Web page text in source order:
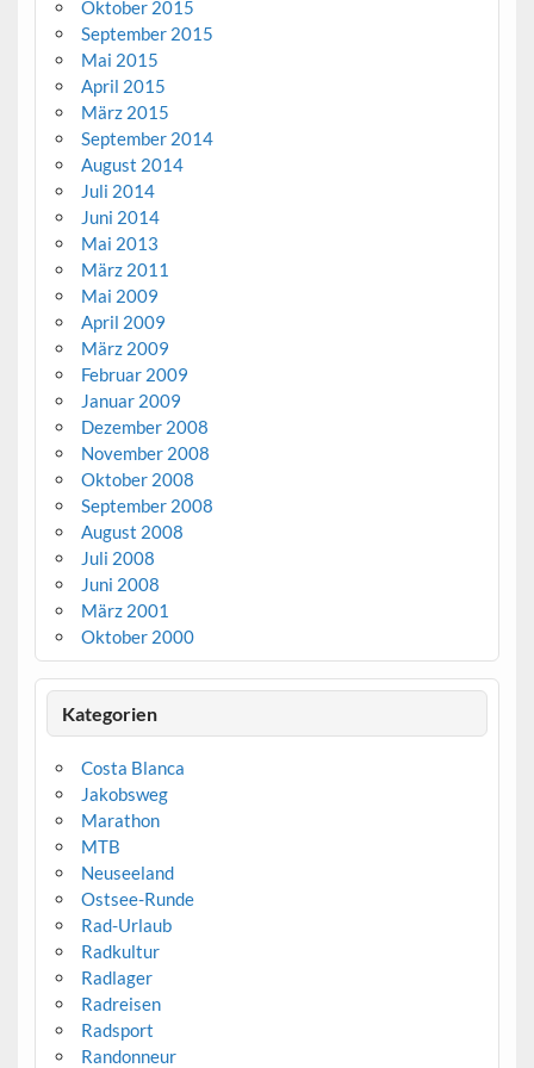
Oktober 2015
September 2015
Mai 2015
April 2015
März 2015
September 2014
August 2014
Juli 2014
Juni 2014
Mai 2013
März 2011
Mai 2009
April 2009
März 2009
Februar 2009
Januar 2009
Dezember 2008
November 2008
Oktober 2008
September 2008
August 2008
Juli 2008
Juni 2008
März 2001
Oktober 2000
Kategorien
Costa Blanca
Jakobsweg
Marathon
MTB
Neuseeland
Ostsee-Runde
Rad-Urlaub
Radkultur
Radlager
Radreisen
Radsport
Randonneur